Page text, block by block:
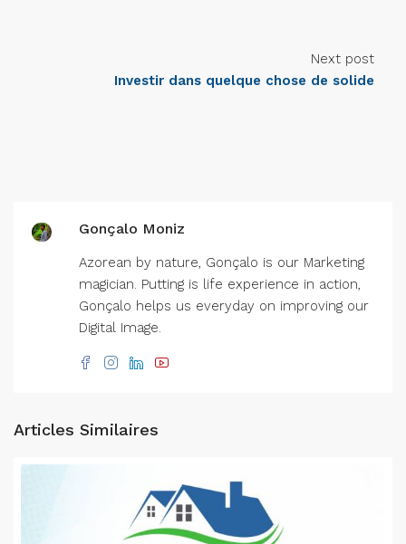
Next post
Investir dans quelque chose de solide
Gonçalo Moniz
Azorean by nature, Gonçalo is our Marketing
magician. Putting is life experience in action,
Gonçalo helps us everyday on improving our
Digital Image.
Articles Similaires